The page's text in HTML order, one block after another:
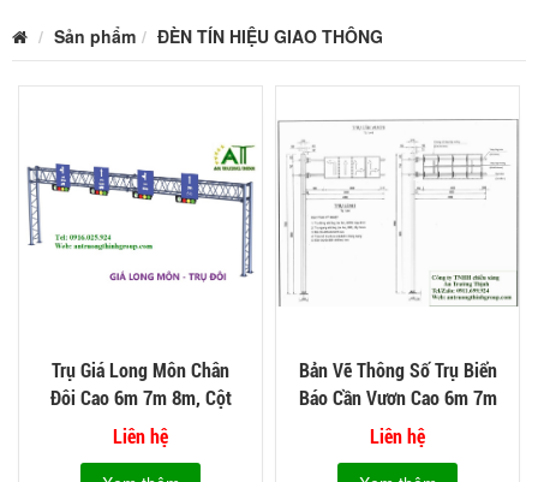
Sản phẩm ĐÈN TÍN HIỆU GIAO THÔNG
Trụ Giá Long Môn Chân
Đôi Cao 6m 7m 8m, Cột
Đèn Giao Thông
Liên hệ
Bản Vẽ Thông Số Trụ Biển
Báo Cần Vươn Cao 6m 7m
8m Vươn 3m 4m 5m
Liên hệ